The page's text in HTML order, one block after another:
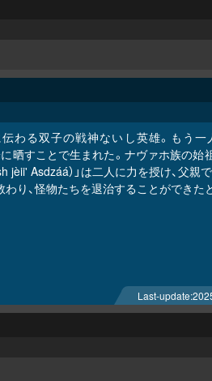
わる双子の戦神ないし英雄。もう一
に晒すことで生まれた。ナヴァホ族の
jèii' Asdzáá）」は二人に力を授け、父
り、怪物たちを退治することができた
Last-update: